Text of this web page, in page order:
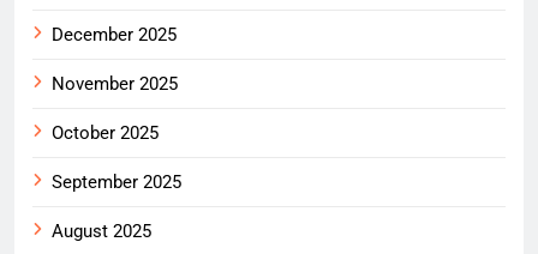
December 2025
November 2025
October 2025
September 2025
August 2025